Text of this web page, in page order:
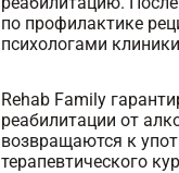
по профилактике
психологами
Rehab Family
реабилитации от
возвращаются к
терапевтического